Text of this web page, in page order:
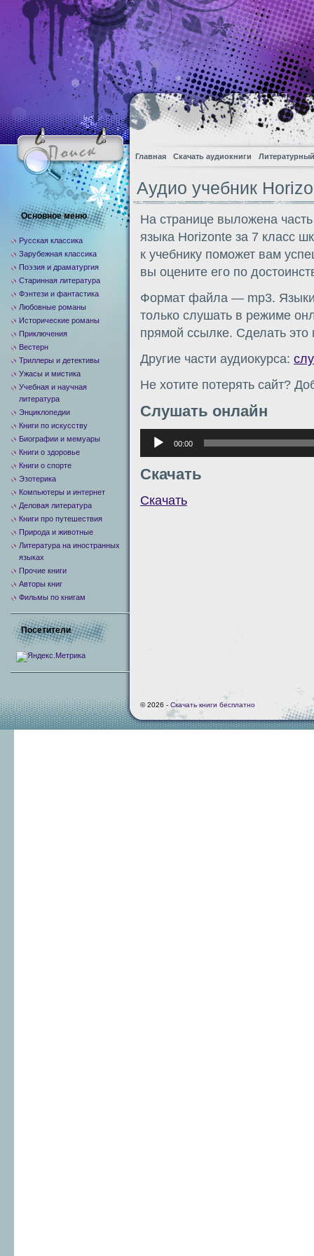
Главная Скачать аудиокниги
Аудио учебник
На странице выложена
языка Horizonte за 7 класс
к учебнику поможет вам
вы оцените его по
Формат файла — mp3.
только слушать в режиме
прямой ссылке. Сделать
Другие части аудиокурса:
Не хотите потерять сайт?
Слушать онлайн
Аудиоплеер
00:00
Скачать
Скачать
Основное меню
Русская классика
Зарубежная классика
Поэзия и драматургия
Старинная литература
Фэнтези и фантастика
Любовные романы
Исторические романы
Приключения
Вестерн
Триллеры и детективы
Ужасы и мистика
Учебная и научная
литература
Энциклопедии
Книги по искусству
Биографии и мемуары
Книги о здоровье
Книги о спорте
Эзотерика
Компьютеры и интернет
Деловая литература
Книги про путешествия
Природа и животные
Литература на иностранных
языках
Прочие книги
Авторы книг
Фильмы по книгам
Посетители
© 2026 - Скачать книги бесплатно